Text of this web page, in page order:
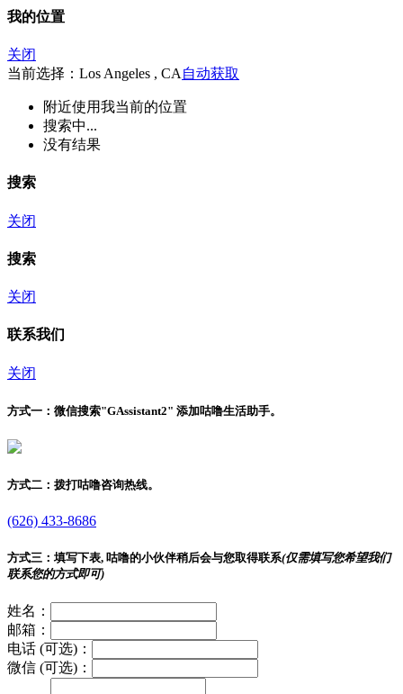
我的位置
关闭
当前选择：Los Angeles , CA 自动获取
附近使用我当前的位置
搜索中...
没有结果
搜索
关闭
搜索
关闭
联系我们
关闭
方式一： 微信搜索"GAssistant2" 添加咕噜生活助手。
方式二： 拨打咕噜咨询热线。
(626) 433-8686
方式三： 填写下表, 咕噜的小伙伴稍后会与您取得联系(仅需填写您希望我们
联系您的方式即可)
姓名：
邮箱：
电话 (可选)：
微信 (可选)：